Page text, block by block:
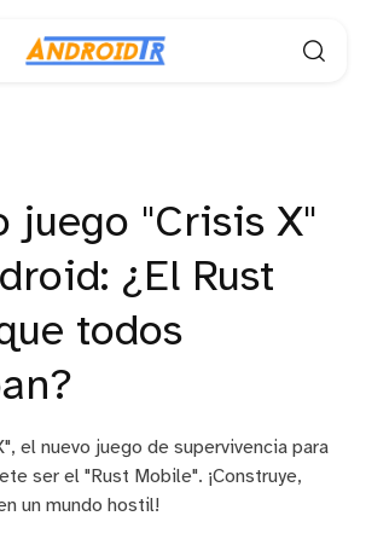
juego "Crisis X"
¿El Rust
todos
el nuevo juego de supervivencia para
ser el "Rust Mobile". ¡Construye,
un mundo hostil!